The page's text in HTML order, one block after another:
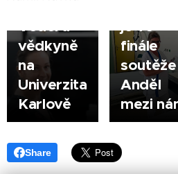
Vědci a
vědkyně
na
Univerzita
Karlově
je ve
finále
soutěže
Anděl
mezi
Share